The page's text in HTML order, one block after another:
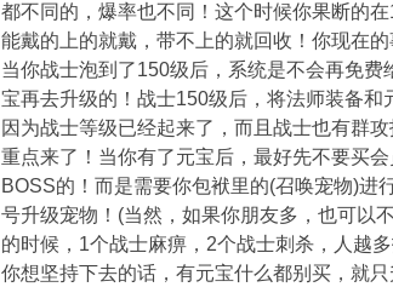
都不同的，爆率也不同！这个时候你果断的
能戴的上的就戴，带不上的就回收！你现在
当你战士泡到了150级后，系统是不会再免
宝再去升级的！战士150级后，将法师装备和
因为战士等级已经起来了，而且战士也有群
重点来了！当你有了元宝后，最好先不要买
BOSS的！而是需要你包袱里的(召唤宠物)进
号升级宠物！(当然，如果你朋友多，也可以
的时候，1个战士麻痹，2个战士刺杀，人越
你想坚持下去的话，有元宝什么都别买，就